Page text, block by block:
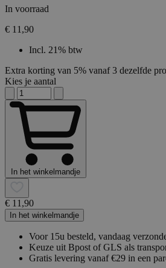
In voorraad
€ 11,90
Incl. 21% btw
Extra korting van 5% vanaf 3 dezelfde
Kies je aantal
In het winkelmandje
€ 11,90
In het winkelmandje
Voor 15u besteld, vandaag
Keuze uit Bpost of GLS als
Gratis levering vanaf €29 in een